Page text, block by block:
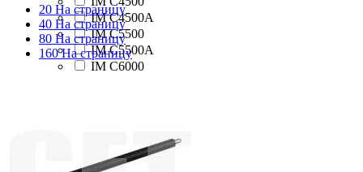
IM C4500A
IM C5500
IM C5500A
IM C6000
IM5000
IM6000
20 На страницу
40 На страницу
80 На страницу
160 На страницу